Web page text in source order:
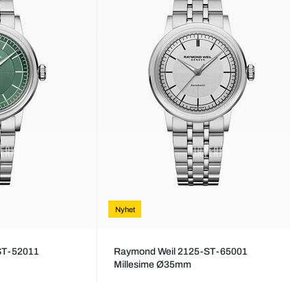
52011
Nyhet
Raymond Weil 2125-ST-65001
Millesime Ø35mm